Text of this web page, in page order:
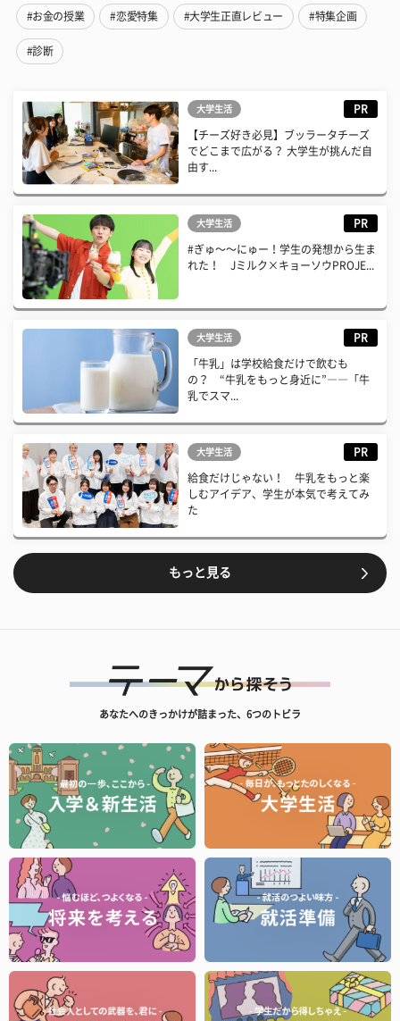
#お金の授業 #恋愛特集 #大学生正直レビュー #特集企画
#診断
大学生活 PR
【チーズ好き必見】ブッラータチーズ
でどこまで広がる？ 大学生が挑んだ自
由す...
大学生活 PR
#ぎゅ〜〜にゅー！学生の発想から生ま
れた！ Jミルク×キョーソウPROJE...
大学生活 PR
「牛乳」は学校給食だけで飲むも
の？ “牛乳をもっと身近に”――「牛
乳でスマ...
大学生活 PR
給食だけじゃない！ 牛乳をもっと楽
しむアイデア、学生が本気で考えてみ
た
もっと見る
あなたへのきっかけが詰まった、6つのトビラ